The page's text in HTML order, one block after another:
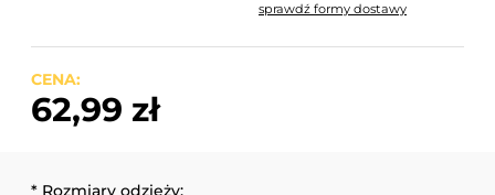
Cena nie zawiera ewentualnych kosztów płatności
sprawdź formy dostawy
CENA:
62,99 zł
* Rozmiary odzieży: